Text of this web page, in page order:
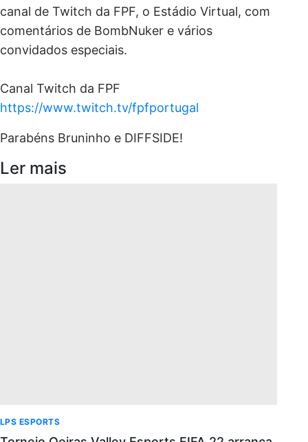
canal de Twitch da FPF, o Estádio Virtual, com
comentários de BombNuker e vários
convidados especiais.
Canal Twitch da FPF
https://www.twitch.tv/fpfportugal
Parabéns Bruninho e DIFFSIDE!
Ler mais
LPS ESPORTS